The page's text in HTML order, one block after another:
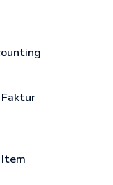
Faktur
Item